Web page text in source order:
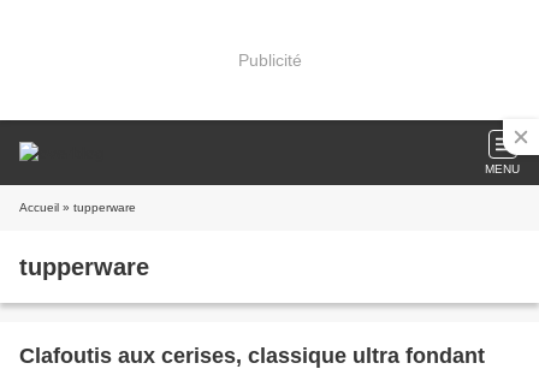
Publicité
MENU
Accueil » tupperware
tupperware
Clafoutis aux cerises, classique ultra fondant